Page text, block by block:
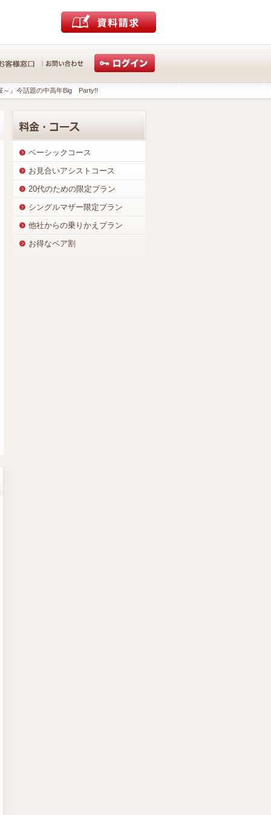
～』今話題の中高年Big Party!!
ベーシックコース
お見合いアシストコース
20代のための限定プラン
シングルマザー限定プラン
他社からの乗りかえプラン
お得なペア割